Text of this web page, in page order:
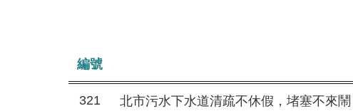
編號
321 北市污水下水道清疏不休假，堵塞不來